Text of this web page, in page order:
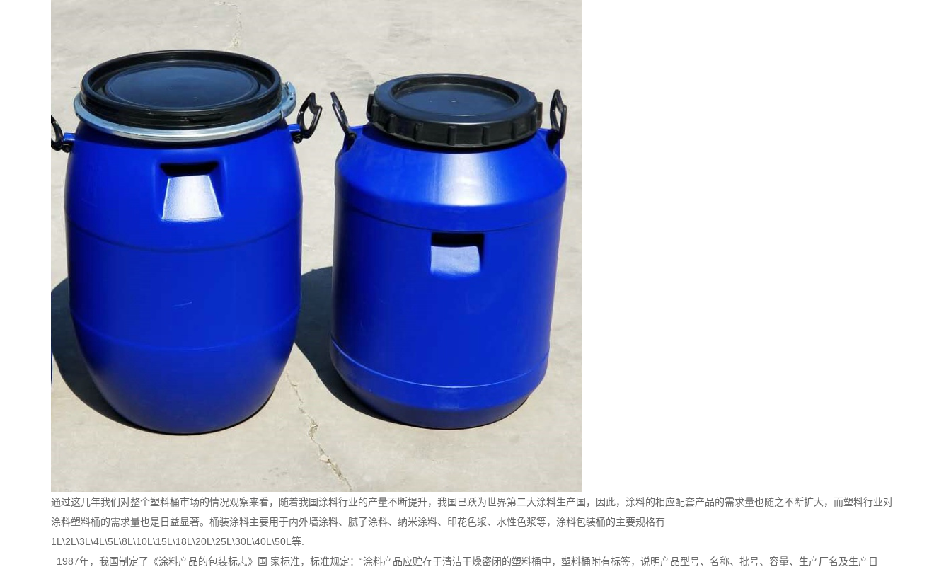
通过这几年我们对整个塑料桶市场的情况观察来看，随着我国涂料行业的产量不断提升，我国已跃为世界第二大涂料生产国，因此，涂料的相应配套产品的需求量也随之不断扩大，而塑料行业对
涂料塑料桶的需求量也是日益显著。桶装涂料主要用于内外墙涂料、腻子涂料、纳米涂料、印花色浆、水性色浆等，涂料包装桶的主要规格有
1L\2L\3L\4L\5L\8L\10L\15L\18L\20L\25L\30L\40L\50L等.
1987年，我国制定了《涂料产品的包装标志》国 家标准，标准规定：“涂料产品应贮存于清洁干燥密闭的塑料桶中，塑料桶附有标签，说明产品型号、名称、批号、容量、生产厂名及生产日